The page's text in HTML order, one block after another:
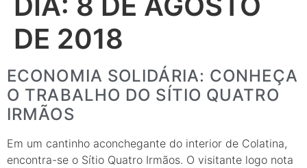
DE 2018
ECONOMIA SOLIDÁRIA: CONHEÇA
O TRABALHO DO SÍTIO QUATRO
IRMÃOS
Em um cantinho aconchegante do interior de Colatina,
encontra-se o Sítio Quatro Irmãos. O visitante logo nota